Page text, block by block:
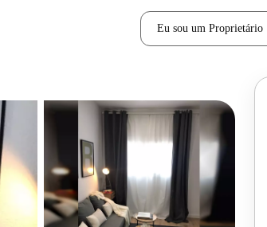
Eu sou um Proprietário